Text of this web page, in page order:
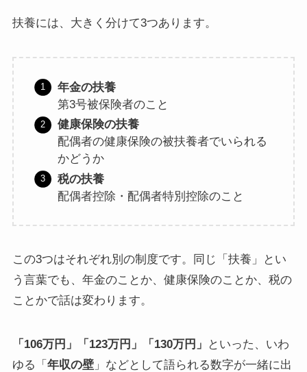
扶養には、大きく分けて3つあります。
年金の扶養
第3号被保険者のこと
健康保険の扶養
配偶者の健康保険の被扶養者でいられる
かどうか
税の扶養
配偶者控除・配偶者特別控除のこと
この3つはそれぞれ別の制度です。同じ「扶養」とい
う言葉でも、年金のことか、健康保険のことか、税の
ことかで話は変わります。
「106万円」「123万円」「130万円」
といった、いわ
ゆる「 年収の壁」などとして語られる数字が一緒に出